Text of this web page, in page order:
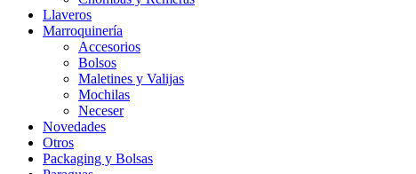
Llaveros
Marroquinería
Accesorios
Bolsos
Maletines y Valijas
Mochilas
Neceser
Novedades
Otros
Packaging y Bolsas